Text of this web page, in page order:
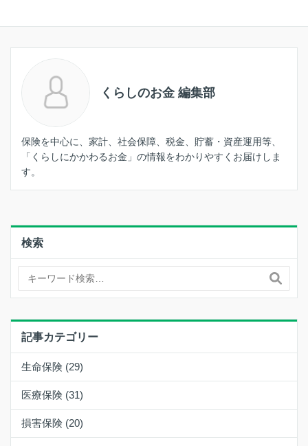
くらしのお金 編集部
保険を中心に、家計、社会保障、税金、貯蓄・資産運用等、
「くらしにかかわるお金」の情報をわかりやすくお届けしま
す。
検索
記事カテゴリー
生命保険 (29)
医療保険 (31)
損害保険 (20)